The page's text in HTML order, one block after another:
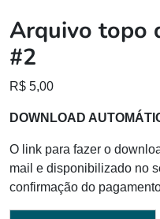
Arquivo topo
#2
R$ 5,00
DOWNLOAD
O link para fazer o
mail e disponibilizado no
confirmação do